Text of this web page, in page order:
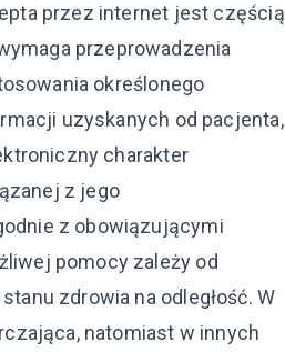
przez internet jest częścią
przeprowadzenia
określonego
uzyskanych od pacjenta,
charakter
z jego
z obowiązującymi
pomocy zależy od
zdrowia na odległość. W
natomiast w innych